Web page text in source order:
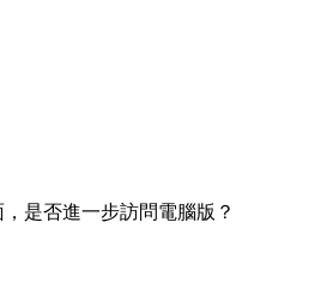
是否進一步訪問電腦版？